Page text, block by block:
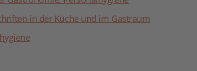
in der Küche und im Gastraum